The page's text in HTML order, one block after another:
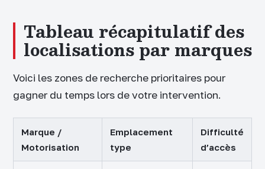
Tableau récapitulatif des
localisations par marques
Voici les zones de recherche prioritaires pour
gagner du temps lors de votre intervention.
Marque /
Motorisation
Emplacement
type
Difficulté
d’accès